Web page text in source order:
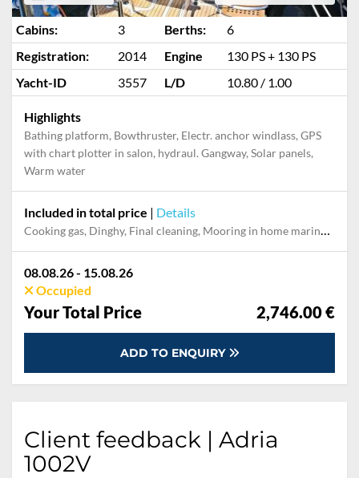
Cabins: 3 Berths:
6
Registration:
2014 Engine
130 PS + 130 PS
Yacht-ID
3557 L/D 10.80 / 1.00
Highlights
Bathing platform, Bowthruster, Electr. anchor windlass, GPS
with chart plotter in salon, hydraul. Gangway, Solar panels,
Warm water
Included in total price | Details
Cooking gas, Dinghy, Final cleaning, Mooring in home marina during the whole charter, Permit / Transitlog, Pillow, blanket, sheets, duvet cover
08.08.26 - 15.08.26
Occupied
Your Total Price 2,746.00 €
ADD TO ENQUIRY
Client feedback | Adria
1002V